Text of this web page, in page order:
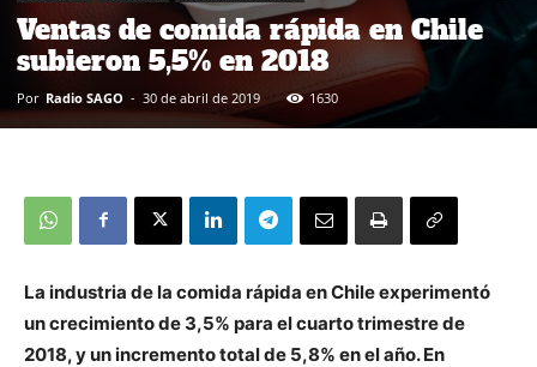
Ventas de comida rápida en Chile
subieron 5,5% en 2018
Por Radio SAGO - 30 de abril de 2019 1630
La industria de la comida rápida en Chile experimentó
un crecimiento de 3,5% para el cuarto trimestre de
2018, y un incremento total de 5,8% en el año. En